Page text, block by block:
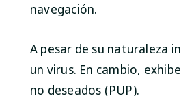
navegación.
A pesar de su naturaleza
un virus. En cambio,
no deseados (PUP).